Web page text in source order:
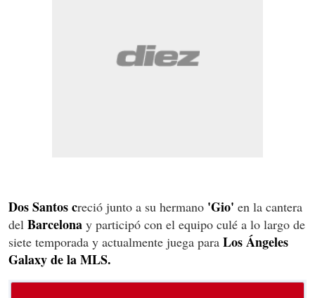
Dos Santos creció junto a su hermano 'Gio' en la cantera
del Barcelona y participó con el equipo culé a lo largo de
siete temporada y actualmente juega para Los Ángeles
Galaxy de la MLS.